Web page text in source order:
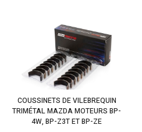
COUSSINETS DE VILEBREQUIN
TRIMÉTAL MAZDA MOTEURS BP-
4W, BP-Z3T ET BP-ZE